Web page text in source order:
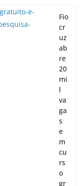
Fio
cr
uz
ab
re
20
mi
l
va
ga
s
e
m
cu
rs
o
gr